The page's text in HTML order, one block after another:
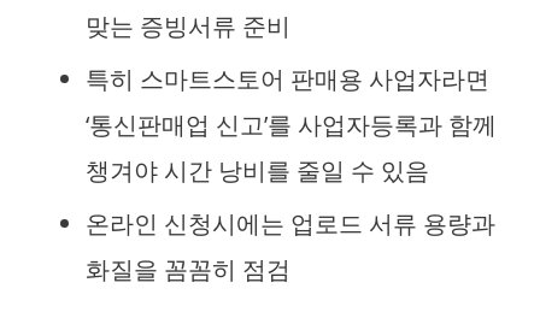
맞는 증빙서류 준비
특히 스마트스토어 판매용 사업자라면
‘통신판매업 신고’를 사업자등록과 함께
챙겨야 시간 낭비를 줄일 수 있음
온라인 신청시에는 업로드 서류 용량과
화질을 꼼꼼히 점검